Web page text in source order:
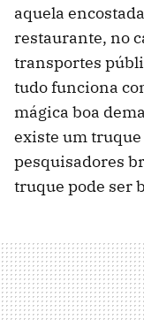
aquela
restaurante, no
transportes
tudo funciona
mágica boa
existe um truque
pesquisadores
truque pode ser